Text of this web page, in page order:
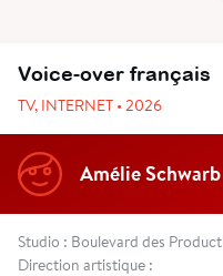
Voice-over français
TV, INTERNET • 2026
Amélie Schwarb
Studio : Boulevard des
Direction artistique :